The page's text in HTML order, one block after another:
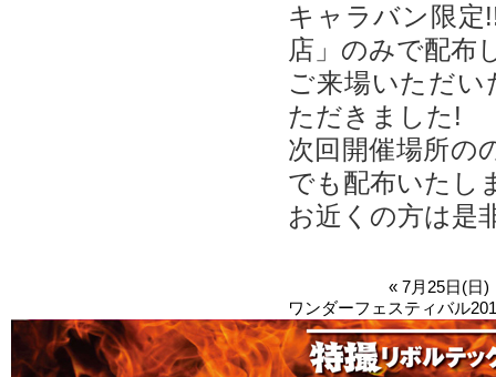
キャラバン限
店」のみで配布
ご来場いただい
ただきました!
次回開催場所の
でも配布いたし
お近くの方は是
« 7月25日(日)
ワンダーフェスティバル